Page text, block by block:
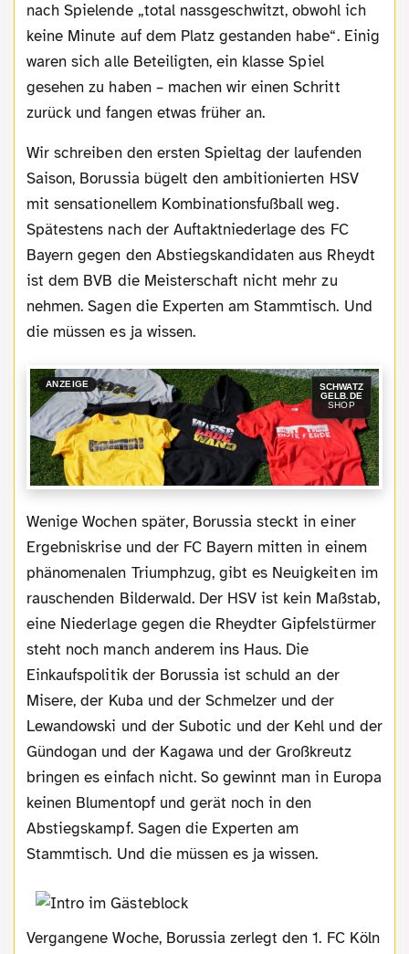
nach Spielende „total nassgeschwitzt, obwohl ich
keine Minute auf dem Platz gestanden habe“. Einig
waren sich alle Beteiligten, ein klasse Spiel
gesehen zu haben – machen wir einen Schritt
zurück und fangen etwas früher an.
Wir schreiben den ersten Spieltag der laufenden
Saison, Borussia bügelt den ambitionierten HSV
mit sensationellem Kombinationsfußball weg.
Spätestens nach der Auftaktniederlage des FC
Bayern gegen den Abstiegskandidaten aus Rheydt
ist dem BVB die Meisterschaft nicht mehr zu
nehmen. Sagen die Experten am Stammtisch. Und
die müssen es ja wissen.
ANZEIGE
SCHWATZ
GELB.DE
SHOP
Wenige Wochen später, Borussia steckt in einer
Ergebniskrise und der FC Bayern mitten in einem
phänomenalen Triumphzug, gibt es Neuigkeiten im
rauschenden Bilderwald. Der HSV ist kein Maßstab,
eine Niederlage gegen die Rheydter Gipfelstürmer
steht noch manch anderem ins Haus. Die
Einkaufspolitik der Borussia ist schuld an der
Misere, der Kuba und der Schmelzer und der
Lewandowski und der Subotic und der Kehl und der
Gündogan und der Kagawa und der Großkreutz
bringen es einfach nicht. So gewinnt man in Europa
keinen Blumentopf und gerät noch in den
Abstiegskampf. Sagen die Experten am
Stammtisch. Und die müssen es ja wissen.
Vergangene Woche, Borussia zerlegt den 1. FC Köln